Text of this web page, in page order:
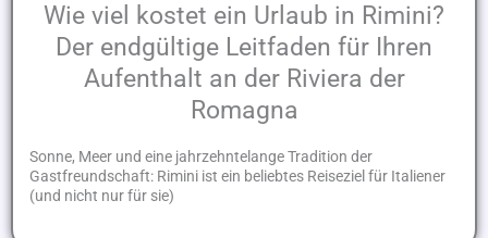
Wie viel kostet ein Urlaub in Rimini?
Der endgültige Leitfaden für Ihren
Aufenthalt an der Riviera der
Romagna
Sonne, Meer und eine jahrzehntelange Tradition der
Gastfreundschaft: Rimini ist ein beliebtes Reiseziel für Italiener
(und nicht nur für sie)